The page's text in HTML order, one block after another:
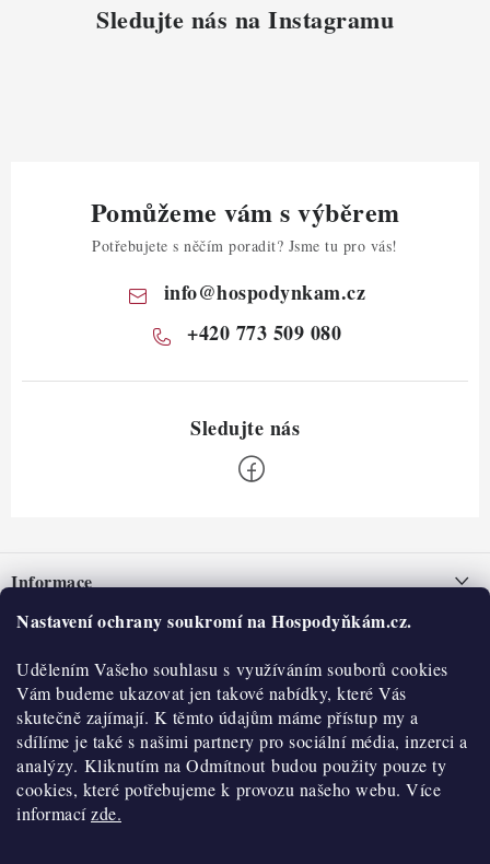
Nastavení ochrany soukromí na Hospodyňkám.cz.
Udělením Vašeho souhlasu s využíváním souborů cookies
Vám budeme ukazovat jen takové nabídky, které Vás
skutečně zajímají. K těmto údajům máme přístup my a
sdílíme je také s našimi partnery pro sociální média, inzerci a
analýzy. Kliknutím na Odmítnout budou použity pouze ty
cookies, které potřebujeme k provozu našeho webu. Více
informacízde.
Sledujte nás na Instagramu
Pomůžeme vám s výběrem
Potřebujete s něčím poradit? Jsme tu pro vás!
info@hospodynkam.cz
+420 773 509 080
pInformace
Nepřevzetí zásilky na dobírku
Obchodní podmínky
Hodnocení obchodu
Blog
Moje objednávka
O nás
Historie
Kontakty
O nákupu
Reklamace a vratky
Výdejní místa